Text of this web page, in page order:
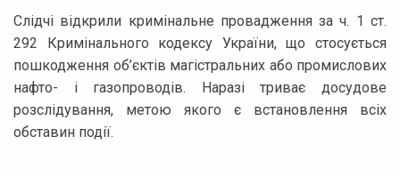
Слідчі відкрили кримінальне провадження за ч. 1 ст.
292 Кримінального кодексу України, що стосується
пошкодження об’єктів магістральних або промислових
нафто- і газопроводів. Наразі триває досудове
розслідування, метою якого є встановлення всіх
обставин події.